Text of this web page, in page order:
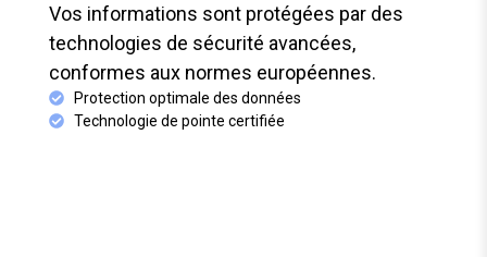
Vos informations sont protégées par des
technologies de sécurité avancées,
conformes aux normes européennes.
Protection optimale des données
Technologie de pointe certifiée